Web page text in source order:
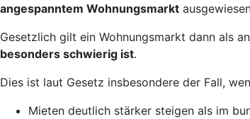
angespanntem Wohnungsmarkt
Gesetzlich gilt ein Wohnungsmarkt dann als
besonders schwierig ist.
Dies ist laut Gesetz insbesondere der Fall,
Mieten deutlich stärker steigen als im